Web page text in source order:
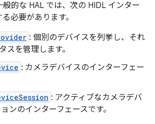
的な HAL では、次の HIDL インター
必要があります。
: 個別のデバイスを列挙し、それ
スを管理します。
: カメラデバイスのインターフェー
: アクティブなカメラデバ
ンのインターフェースです。